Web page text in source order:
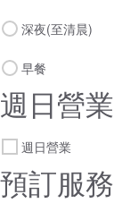
深夜(至清晨)
早餐
週日營業
週日營業
預訂服務